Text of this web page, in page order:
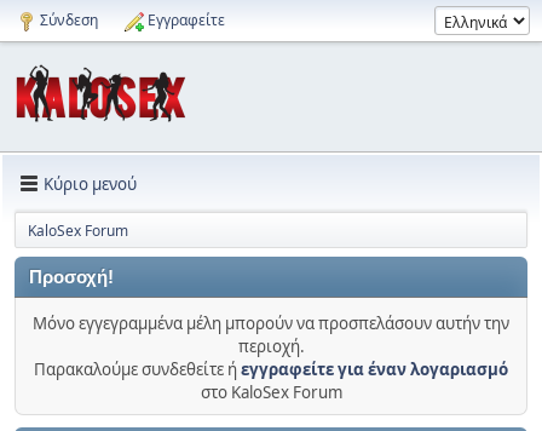
Σύνδεση Εγγραφείτε
Κύριο μενού
KaloSex Forum
Προσοχή!
Μόνο εγγεγραμμένα μέλη μπορούν να προσπελάσουν αυτήν την
περιοχή.
Παρακαλούμε συνδεθείτε ήεγγραφείτε για έναν λογαριασμό
στο KaloSex Forum